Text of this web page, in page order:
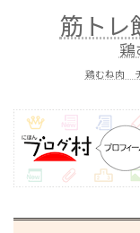
筋トレ
鶏むね肉